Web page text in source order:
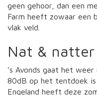
geen gehoor, dan een
Farm heeft zowaar een
vlak veld.
Nat & natter
’s Avonds gaat het weer
80dB op het tentdoek
Engeland heeft deze